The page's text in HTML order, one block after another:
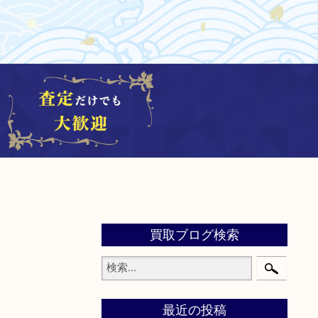
買取ブログ検索
最近の投稿